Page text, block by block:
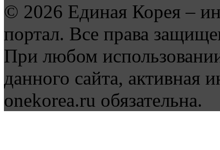
© 2026 Единая Корея –
портал. Все права
При любом
данного сайта, активная
onekorea.ru обязательна.